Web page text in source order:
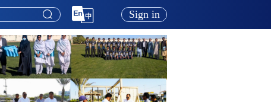
Sign in